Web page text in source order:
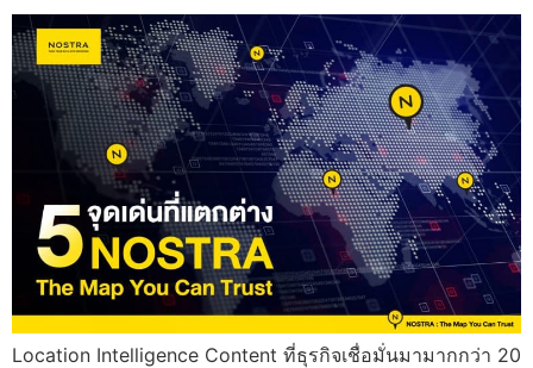
Location Intelligence Content ที่ธุรกิจเชื่อมั่นมามากกว่า 20